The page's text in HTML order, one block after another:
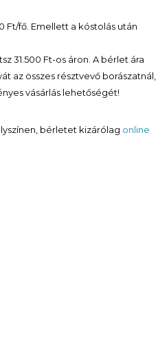
Ft/fő. Emellett a kóstolás után
31.500 Ft-os áron. A bérlet ára
az összes résztvevő borászatnál,
vásárlás lehetőségét!
bérletet kizárólag online